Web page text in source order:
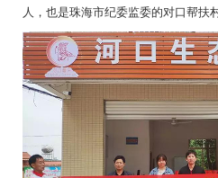
人，也是珠海市纪委监委的对口帮扶村